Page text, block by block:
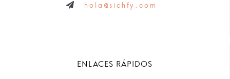
hola@sichfy.com
ENLACES RÁPIDOS